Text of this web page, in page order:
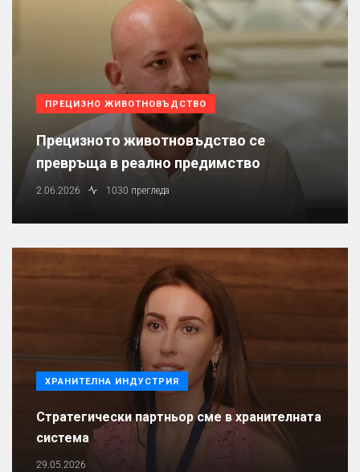
ПРЕЦИЗНО ЖИВОТНОВЪДСТВО
Прецизното животновъдство се
превръща в реално предимство
2.06.2026 1030 прегледа
ХРАНИТЕЛНА ИНДУСТРИЯ
Стратегически партньор сме в хранителната
система
29.05.2026